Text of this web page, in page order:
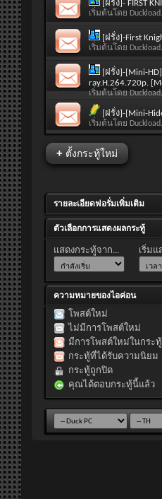
[ฝรั่ง]- FIRST
เริ่มต้นโดย
[ฝรั่ง]-First
เริ่มต้นโดย
[ฝรั่ง]-[Mini-
ray.H.264.720p.
เริ่มต้นโดย
[ฝรั่ง]-[Mini-
เริ่มต้นโดย
+ ตั้งกระทู้ใหม่
รายละเอียดฟอรั่มเพิ่มเติม
ตัวเลือกการแสดงผลกระทู้
แสดงกระทู้จาก... เริ่มแ
ความหมายของไอค่อน
โพสต์ใหม่
ไม่มีการโพสต์ใหม่
มีการโพสต์ใหม่ในกระ
กระทู้ที่ได้รับความนิยม
กระทู้ถูกปิด
คุณได้ตอบกระทู้นี้แล้ว